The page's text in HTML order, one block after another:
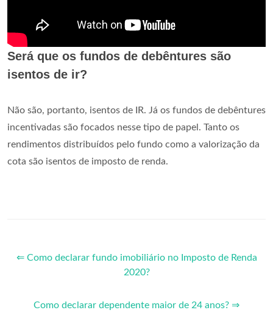
Será que os fundos de debêntures são
isentos de ir?
Não são, portanto, isentos de IR. Já os fundos de debêntures
incentivadas são focados nesse tipo de papel. Tanto os
rendimentos distribuídos pelo fundo como a valorização da
cota são isentos de imposto de renda.
⇐ Como declarar fundo imobiliário no Imposto de Renda
2020?
Como declarar dependente maior de 24 anos? ⇒